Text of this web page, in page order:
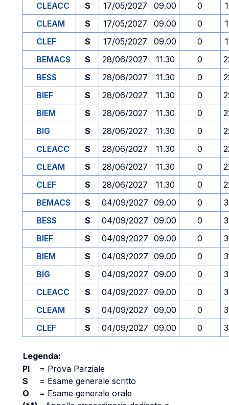
CLEACC
S 17/05/2027 09.00 0
CLEAM
S 17/05/2027 09.00 0
CLEF
S 17/05/2027 09.00 0
BEMACS
S 28/06/2027 11.30 0
BESS
S 28/06/2027 11.30 0
BIEF
S 28/06/2027 11.30 0
BIEM
S 28/06/2027 11.30 0
BIG
S 28/06/2027 11.30 0
CLEACC
S 28/06/2027 11.30 0
CLEAM
S 28/06/2027 11.30 0
CLEF
S 28/06/2027 11.30 0
BEMACS
S 04/09/2027 09.00 0
BESS
S 04/09/2027 09.00 0
BIEF
S 04/09/2027 09.00 0
BIEM
S 04/09/2027 09.00 0
BIG
S 04/09/2027 09.00 0
CLEACC
S 04/09/2027 09.00 0
CLEAM
S 04/09/2027 09.00 0
CLEF
S 04/09/2027 09.00 0
Legenda:
PI
= Prova Parziale
S
= Esame generale scritto
O
= Esame generale orale